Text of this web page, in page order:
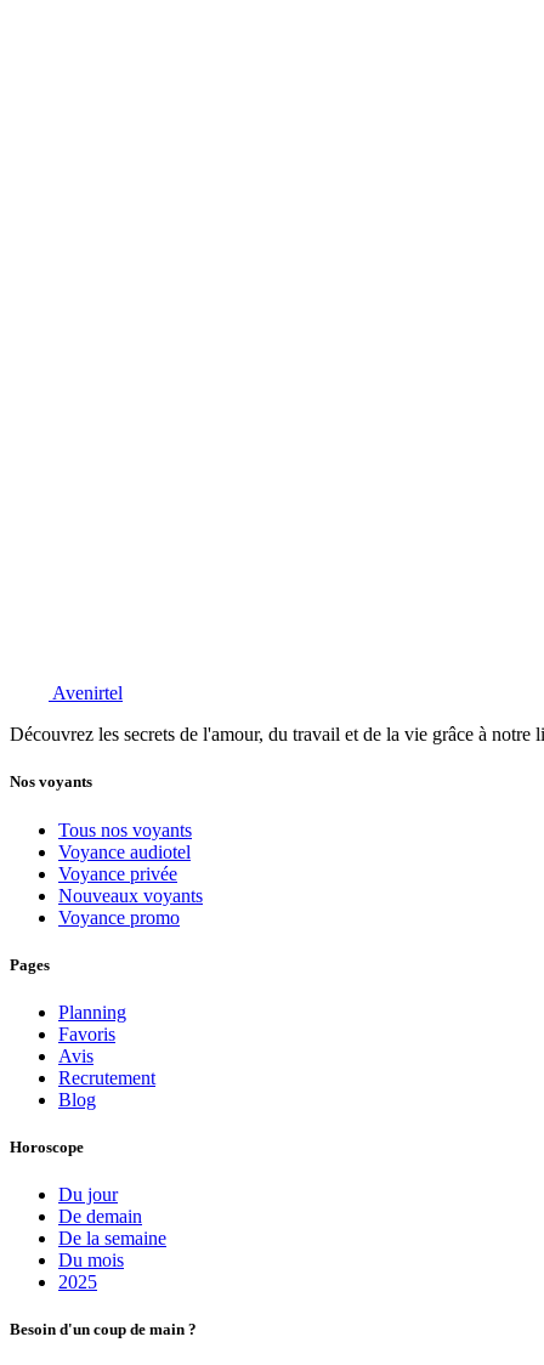
Avenirtel
Découvrez les secrets de l'amour, du travail et de la vie grâce à notre
Nos voyants
Tous nos voyants
Voyance audiotel
Voyance privée
Nouveaux voyants
Voyance promo
Pages
Planning
Favoris
Avis
Recrutement
Blog
Horoscope
Du jour
De demain
De la semaine
Du mois
2025
Besoin d'un coup de main ?